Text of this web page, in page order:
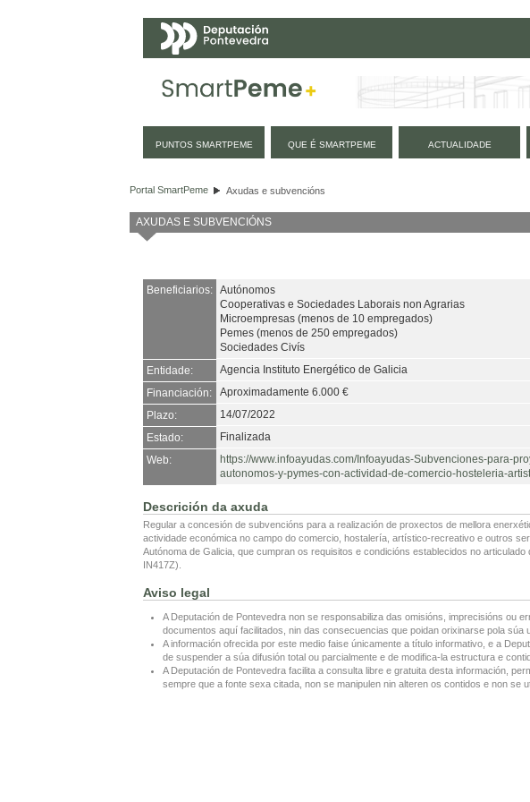
PUNTOS SMARTPEME QUE É SMARTPEME ACTUALIDADE
Portal SmartPeme Axudas e subvencións
AXUDAS E SUBVENCIÓNS
Beneficiarios: Autónomos
Cooperativas e Sociedades Laborais non Agrarias
Microempresas (menos de 10 empregados)
Pemes (menos de 250 empregados)
Sociedades Civís
Entidade:
Agencia Instituto Energético de Galicia
Financiación:
Aproximadamente 6.000 €
Plazo:
14/07/2022
Estado:
Finalizada
Web:
https://www.infoayudas.com/Infoayudas-Subvenciones-para-
autonomos-y-pymes-con-actividad-de-comercio-hosteleria-
Descrición da axuda
Regular a concesión de subvencións para a realización de proxectos de mellora
actividade económica no campo do comercio, hostalería, artístico-recreativo e outros
Autónoma de Galicia, que cumpran os requisitos e condicións establecidos no
IN417Z).
Aviso legal
A Deputación de Pontevedra non se responsabiliza das omisións, imprecisións ou
documentos aquí facilitados, nin das consecuencias que poidan orixinarse pola súa
A información ofrecida por este medio faise únicamente a título informativo, e a
de suspender a súa difusión total ou parcialmente e de modifica-la estructura e
A Deputación de Pontevedra facilita a consulta libre e gratuita desta información,
sempre que a fonte sexa citada, non se manipulen nin alteren os contidos e non se